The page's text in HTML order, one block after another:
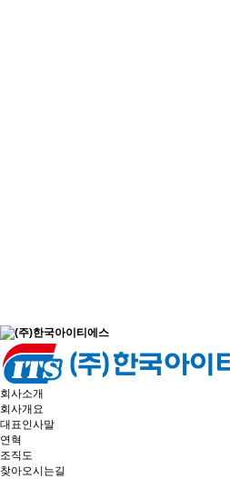
회사소개
회사개요
대표인사말
연혁
조직도
찾아오시는길